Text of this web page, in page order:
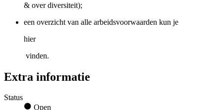
& over diversiteit);
een overzicht van alle arbeidsvoorwaarden kun je
hier
vinden.
Extra informatie
Status
Open